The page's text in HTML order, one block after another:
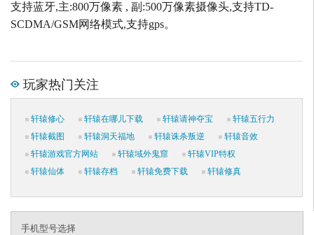
支持蓝牙,主:800万像素 , 副:500万像素摄像头,支持TD-
SCDMA/GSM网络模式,支持gps。
玩家热门关注
轩辕修心 轩辕在哪儿下载 轩辕请神夺宝
轩辕五行力
轩辕截图
轩辕洞天福地 轩辕诛杀叛逆
轩辕音效
轩辕游戏官方网站
轩辕域外鬼窟
轩辕VIP特权
轩辕仙体
轩辕存档 轩辕免费下载 轩辕修真
手机型号选择